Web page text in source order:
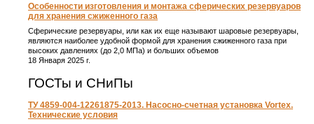
Особенности изготовления и монтажа сферических резервуаров
для хранения сжиженного газа
Сферические резервуары, или как их еще называют шаровые резервуары,
являются наиболее удобной формой для хранения сжиженного газа при
высоких давлениях (до 2,0 МПа) и больших объемов
18 Января 2025 г.
ГОСТы и СНиПы
ТУ 4859-004-12261875-2013. Насосно-счетная установка Vortex.
Технические условия